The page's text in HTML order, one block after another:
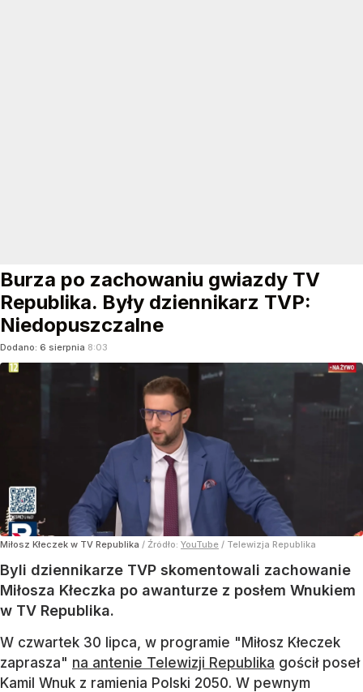
Burza po zachowaniu gwiazdy TV
Republika. Były dziennikarz TVP:
Niedopuszczalne
Dodano: 6 sierpnia 8:03
Miłosz Kłeczek w TV Republika / Źródło: YouTube / Telewizja Republika
Byli dziennikarze TVP skomentowali zachowanie
Miłosza Kłeczka po awanturze z posłem Wnukiem
w TV Republika.
W czwartek 30 lipca, w programie "Miłosz Kłeczek
zaprasza" na antenie Telewizji Republika gościł poseł
Kamil Wnuk z ramienia Polski 2050. W pewnym